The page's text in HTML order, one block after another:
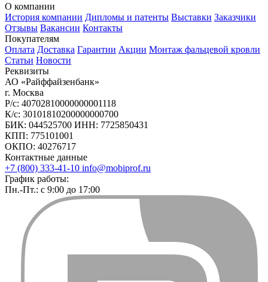
О компании
История компании Дипломы и патенты Выставки Заказчики
Отзывы Вакансии Контакты
Покупателям
Оплата Доставка Гарантии Акции Монтаж фальцевой кровли
Статьи Новости
Реквизиты
АО «Райффайзенбанк»
г. Москва
Р/с: 40702810000000001118
К/с: 30101810200000000700
БИК: 044525700 ИНН: 7725850431
КПП: 775101001
ОКПО: 40276717
Контактные данные
+7 (800) 333-41-10 info@mobiprof.ru
График работы:
Пн.-Пт.: с 9:00 до 17:00